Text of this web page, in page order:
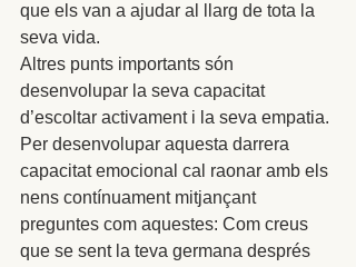
que els van a ajudar al llarg de tota la
seva vida.
Altres punts importants són
desenvolupar la seva capacitat
d’escoltar activament i la seva empatia.
Per desenvolupar aquesta darrera
capacitat emocional cal raonar amb els
nens contínuament mitjançant
preguntes com aquestes: Com creus
que se sent la teva germana després